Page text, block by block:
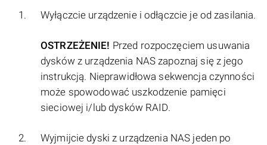
Wyłączcie urządzenie i odłączcie je od zasilania.
OSTRZEŻENIE! Przed rozpoczęciem usuwania
dysków z urządzenia NAS zapoznaj się z jego
instrukcją. Nieprawidłowa sekwencja czynności
może spowodować uszkodzenie pamięci
sieciowej i/lub dysków RAID.
Wyjmijcie dyski z urządzenia NAS jeden po